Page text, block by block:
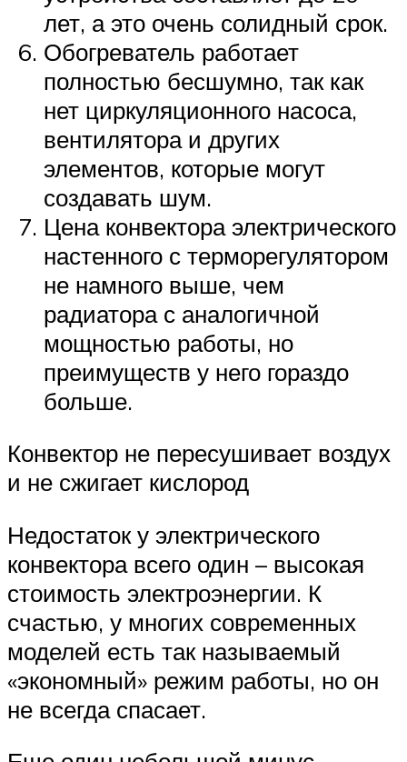
лет, а это очень солидный срок.
Обогреватель работает
полностью бесшумно, так как
нет циркуляционного насоса,
вентилятора и других
элементов, которые могут
создавать шум.
Цена конвектора электрического
настенного с терморегулятором
не намного выше, чем
радиатора с аналогичной
мощностью работы, но
преимуществ у него гораздо
больше.
Конвектор не пересушивает воздух
и не сжигает кислород
Недостаток у электрического
конвектора всего один – высокая
стоимость электроэнергии. К
счастью, у многих современных
моделей есть так называемый
«экономный» режим работы, но он
не всегда спасает.